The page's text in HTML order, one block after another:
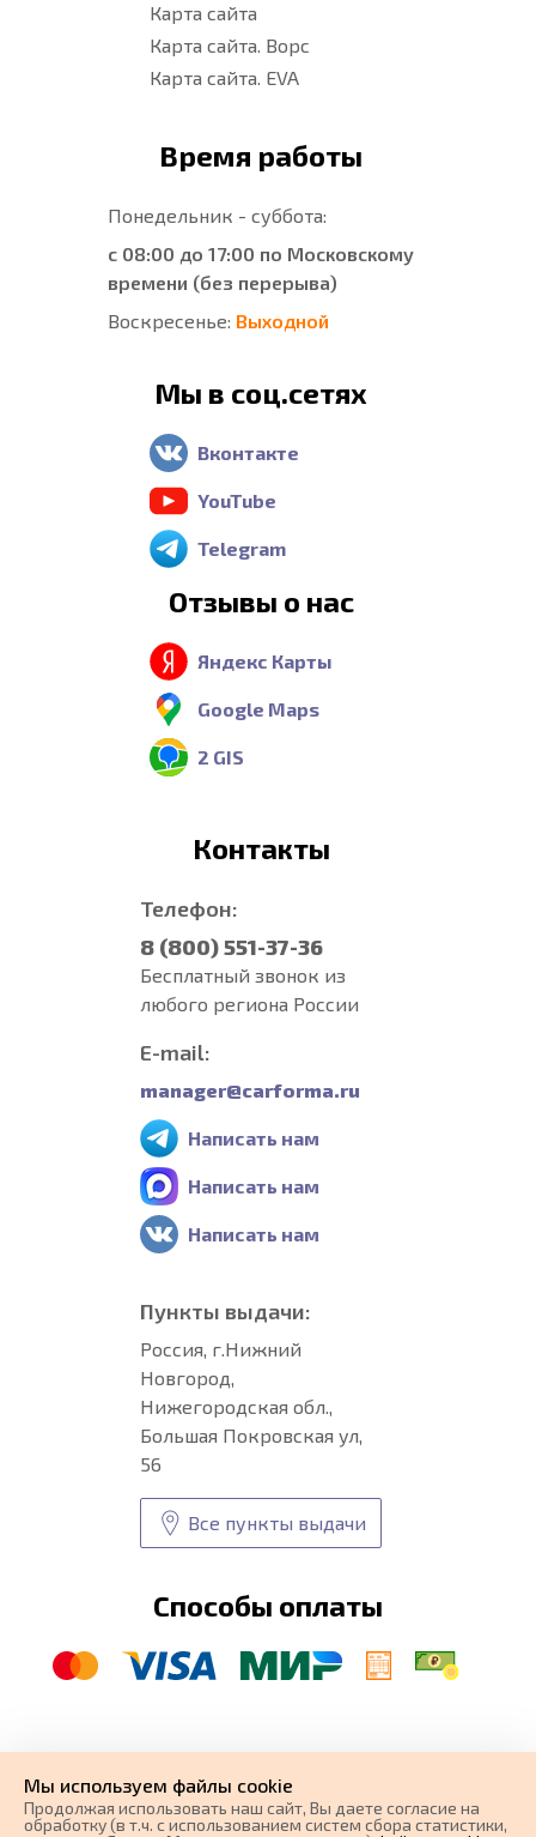
Карта сайта
Карта сайта. Ворс
Карта сайта. EVA
Время работы
Понедельник - суббота:
с 08:00 до 17:00 по Московскому
времени (без перерыва)
Воскресенье: Выходной
Мы в соц.сетях
Вконтакте
YouTube
Telegram
Отзывы о нас
Яндекс Карты
Google Maps
2 GIS
Контакты
Телефон:
8 (800) 551-37-36
Бесплатный звонок из
любого региона России
E-mail:
manager@carforma.ru
Написать нам
Написать нам
Написать нам
Пункты выдачи:
Россия, г.Нижний
Новгород,
Нижегородская обл.,
Большая Покровская ул,
56
Все пункты выдачи
Способы оплаты
автоковрики
разработка и
поисковое продвижение сайта
Мы используем файлы cookie
Продолжая использовать наш cайт, Вы даете согласие на
обработку (в т.ч. с использованием систем сбора статистики,